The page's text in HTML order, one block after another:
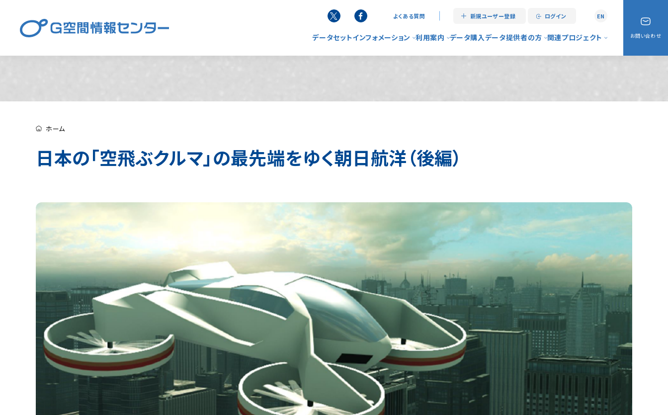
データセットインフォメーション 利用案内
活用事例
データ購入データ提供者の方 関連プロジェクト
デジタル南砺協議会
デジタル裾野協議会
デジタル竹原研究会
PLATEAUアカデミー
PLATEAU ヘルプデスク
お問い合わせ
よくある質問 新規ユーザー登録 ログイン EN
ホーム
日本の「空飛ぶクルマ」の最先端をゆく朝日航洋（後編）